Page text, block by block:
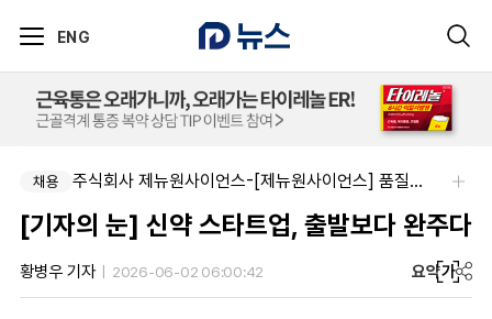
ENG
채용 주식회사 제뉴원사이언스-[제뉴원사이언스] 품질관리약사 모집(경력무관)
[기자의 눈] 신약 스타트업, 출발보다 완주다
황병우 기자 2026-06-02 06:00:42 요약가